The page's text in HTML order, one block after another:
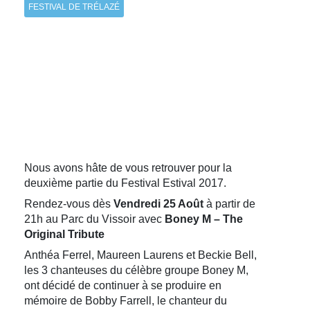
FESTIVAL DE TRÉLAZÉ
Nous avons hâte de vous retrouver pour la
deuxième partie du Festival Estival 2017.
Rendez-vous dès Vendredi 25 Août à partir de
21h au Parc du Vissoir avec Boney M – The
Original Tribute
Anthéa Ferrel, Maureen Laurens et Beckie Bell,
les 3 chanteuses du célèbre groupe Boney M,
ont décidé de continuer à se produire en
mémoire de Bobby Farrell, le chanteur du